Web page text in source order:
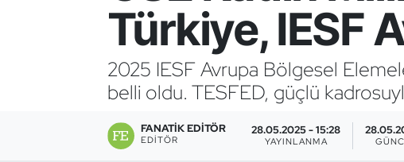
Türkiye, IESF
2025 IESF Avrupa Bölgesel
belli oldu. TESFED, güçlü
FANATIK EDITÖR
EDITÖR
28.05.2025 - 15:28
YAYINLANMA
Bocce Bowling Dart